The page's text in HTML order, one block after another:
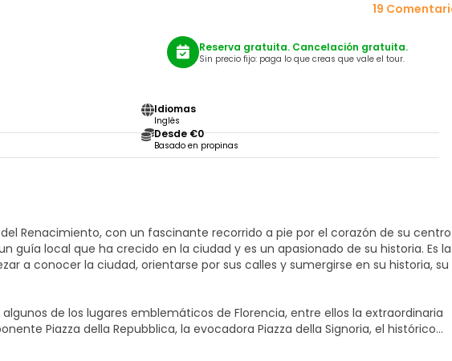
19
Idiomas
Inglés
Desde €0
Basado en propinas
Reserva gratuita. Cancelación gratuita.
Sin precio fijo: paga lo que creas que vale el tour.
Renacimiento, con un fascinante recorrido a pie por el corazón de su centro
guía local que ha crecido en la ciudad y es un apasionado de su historia. Es la
a conocer la ciudad, orientarse por sus calles y sumergirse en su historia, su
de los lugares emblemáticos de Florencia, entre ellos la extraordinaria
Piazza della Repubblica, la evocadora Piazza della Signoria, el histórico
Palazzo Vecchio. A lo largo del recorrido escucharás relatos y anécdotas sobre